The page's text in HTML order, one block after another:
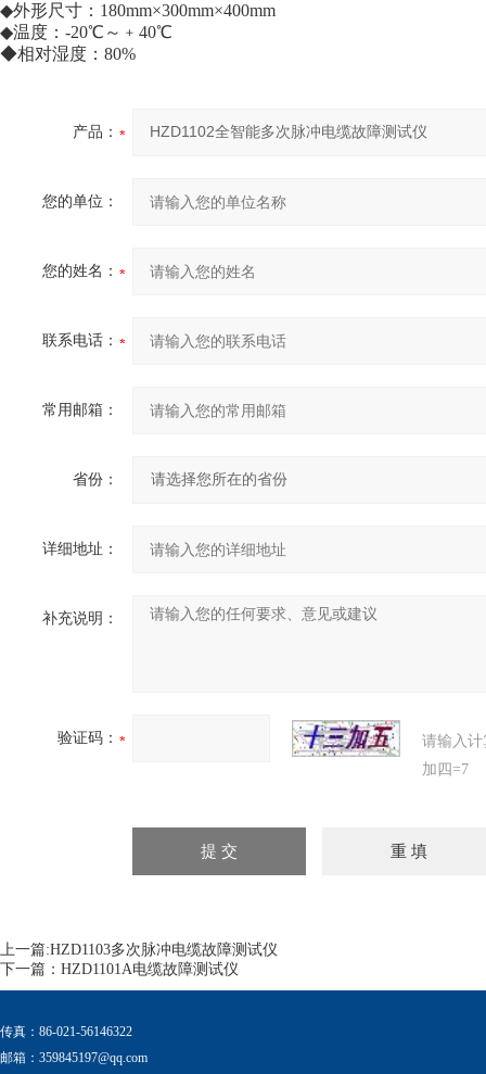
◆外形尺寸：180mm×300mm×400mm
◆温度：-20℃～﹢40℃
◆相对湿度：80%
产品：
您的单位：
您的姓名：
联系电话：
常用邮箱：
省份：
详细地址：
补充说明：
验证码：
请输入
加四=7
上一篇:HZD1103多次脉冲电缆故障测试仪
下一篇： HZD1101A电缆故障测试仪
传真：86-021-56146322
邮箱： 359845197@qq.com